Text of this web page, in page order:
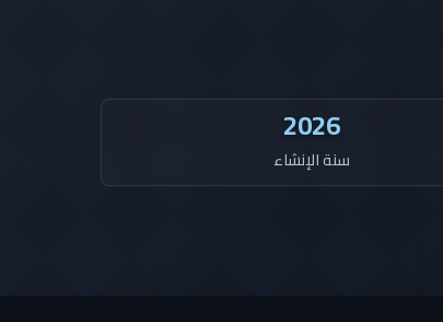
2026
سنة الإنشاء